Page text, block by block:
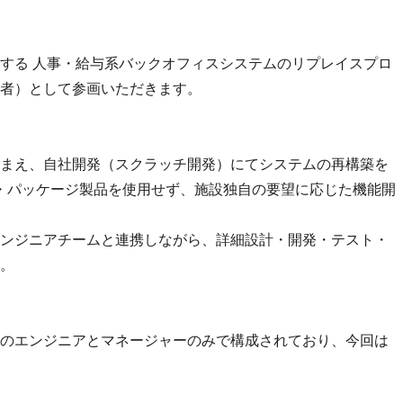
る 人事・給与系バックオフィスシステムのリプレイスプロ
）として参画いただきます。
え、自社開発（スクラッチ開発）にてシステムの再構築を
ッケージ製品を使用せず、施設独自の要望に応じた機能開
ジニアチームと連携しながら、詳細設計・開発・テスト・
エンジニアとマネージャーのみで構成されており、今回は